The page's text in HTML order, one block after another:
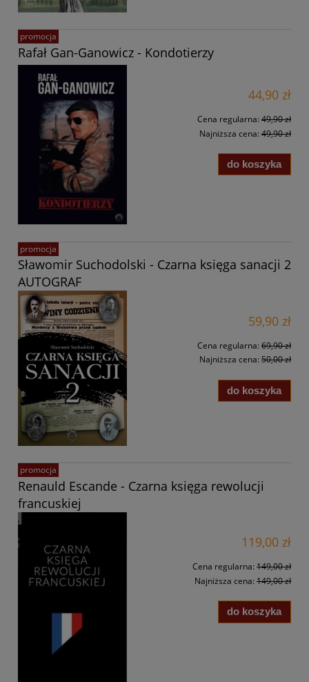
Rafał Gan-Ganowicz - Kondotierzy
44,90 zł
Cena regularna: 49,90 zł
Najniższa cena: 49,90 zł
do koszyka
promocja
Sławomir Suchodolski - Czarna księga sanacji 2
AUTOGRAF
59,90 zł
Cena regularna: 69,90 zł
Najniższa cena: 50,00 zł
do koszyka
promocja
Renauld Escande - Czarna księga rewolucji
francuskiej
119,00 zł
Cena regularna: 149,00 zł
Najniższa cena: 149,00 zł
do koszyka
promocja